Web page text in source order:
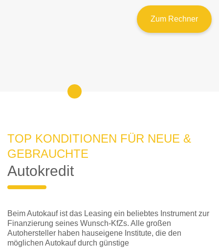
Zum Rechner
TOP KONDITIONEN FÜR NEUE &
GEBRAUCHTE
Autokredit
Beim Autokauf ist das Leasing ein beliebtes Instrument zur
Finanzierung seines Wunsch-KfZs. Alle großen
Autohersteller haben hauseigene Institute, die den
möglichen Autokauf durch günstige